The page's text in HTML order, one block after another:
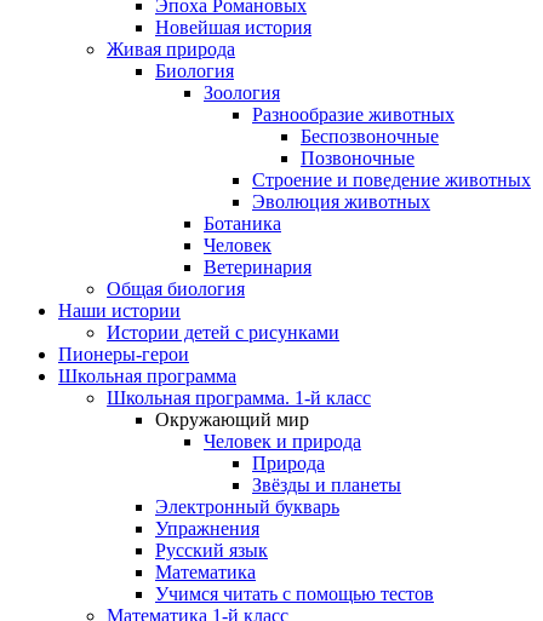
Эпоха Романовых
Новейшая история
Живая природа
Биология
Зоология
Разнообразие животных
Беспозвоночные
Позвоночные
Строение и поведение животных
Эволюция животных
Ботаника
Человек
Ветеринария
Общая биология
Наши истории
Истории детей с рисунками
Пионеры-герои
Школьная программа
Школьная программа. 1-й класс
Окружающий мир
Человек и природа
Природа
Звёзды и планеты
Электронный букварь
Упражнения
Русский язык
Математика
Учимся читать с помощью тестов
Математика 1-й класс